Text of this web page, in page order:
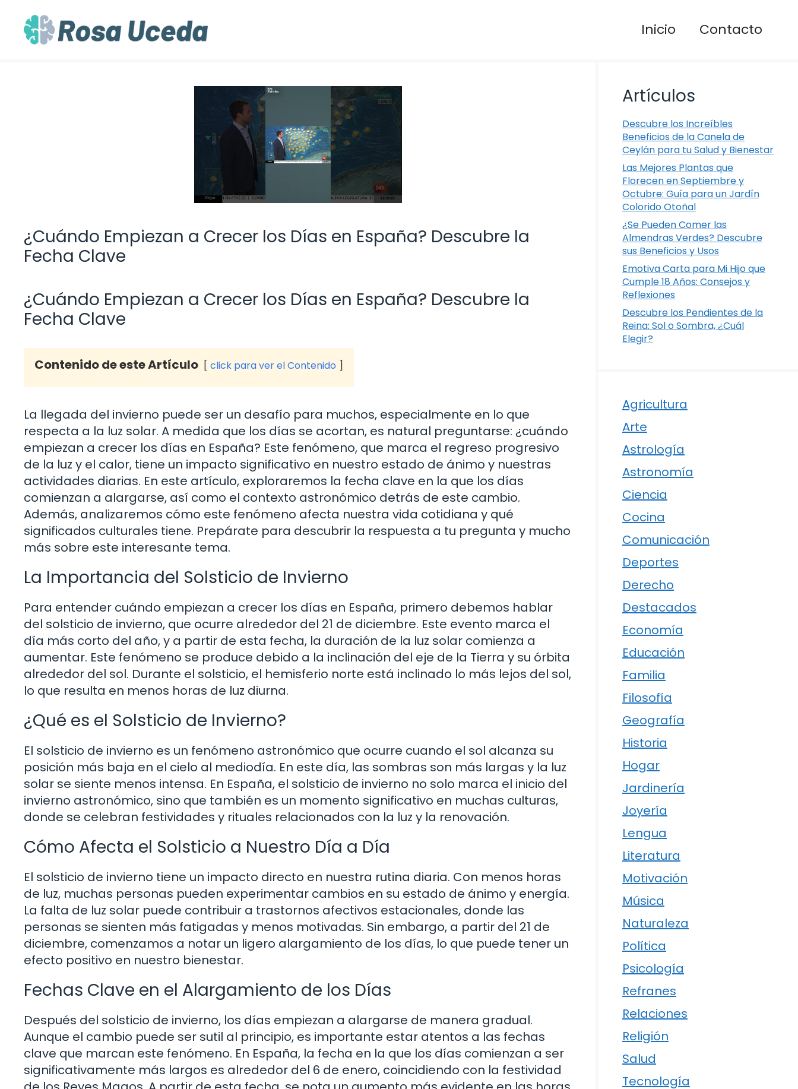
contenido
Inicio Contacto
¿Cuándo Empiezan a Crecer los Días en España? Descubre la
Fecha Clave
¿Cuándo Empiezan a Crecer los Días en España? Descubre la
Fecha Clave
Contenido de este Artículo click para ver el Contenido
La llegada del invierno puede ser un desafío para muchos, especialmente en lo que
respecta a la luz solar. A medida que los días se acortan, es natural preguntarse: ¿cuándo
empiezan a crecer los días en España? Este fenómeno, que marca el regreso progresivo
de la luz y el calor, tiene un impacto significativo en nuestro estado de ánimo y nuestras
actividades diarias. En este artículo, exploraremos la fecha clave en la que los días
comienzan a alargarse, así como el contexto astronómico detrás de este cambio.
Además, analizaremos cómo este fenómeno afecta nuestra vida cotidiana y qué
significados culturales tiene. Prepárate para descubrir la respuesta a tu pregunta y mucho
más sobre este interesante tema.
La Importancia del Solsticio de Invierno
Para entender cuándo empiezan a crecer los días en España, primero debemos hablar
del solsticio de invierno, que ocurre alrededor del 21 de diciembre. Este evento marca el
día más corto del año, y a partir de esta fecha, la duración de la luz solar comienza a
aumentar. Este fenómeno se produce debido a la inclinación del eje de la Tierra y su órbita
alrededor del sol. Durante el solsticio, el hemisferio norte está inclinado lo más lejos del sol,
lo que resulta en menos horas de luz diurna.
¿Qué es el Solsticio de Invierno?
El solsticio de invierno es un fenómeno astronómico que ocurre cuando el sol alcanza su
posición más baja en el cielo al mediodía. En este día, las sombras son más largas y la luz
solar se siente menos intensa. En España, el solsticio de invierno no solo marca el inicio del
invierno astronómico, sino que también es un momento significativo en muchas culturas,
donde se celebran festividades y rituales relacionados con la luz y la renovación.
Cómo Afecta el Solsticio a Nuestro Día a Día
El solsticio de invierno tiene un impacto directo en nuestra rutina diaria. Con menos horas
de luz, muchas personas pueden experimentar cambios en su estado de ánimo y energía.
La falta de luz solar puede contribuir a trastornos afectivos estacionales, donde las
personas se sienten más fatigadas y menos motivadas. Sin embargo, a partir del 21 de
diciembre, comenzamos a notar un ligero alargamiento de los días, lo que puede tener un
efecto positivo en nuestro bienestar.
Fechas Clave en el Alargamiento de los Días
Después del solsticio de invierno, los días empiezan a alargarse de manera gradual.
Aunque el cambio puede ser sutil al principio, es importante estar atentos a las fechas
clave que marcan este fenómeno. En España, la fecha en la que los días comienzan a ser
significativamente más largos es alrededor del 6 de enero, coincidiendo con la festividad
Artículos
Descubre los Increíbles
Beneficios de la Canela de
Ceylán para tu Salud y Bienestar
Las Mejores Plantas que
Florecen en Septiembre y
Octubre: Guía para un Jardín
Colorido Otoñal
¿Se Pueden Comer las
Almendras Verdes? Descubre
sus Beneficios y Usos
Emotiva Carta para Mi Hijo que
Cumple 18 Años: Consejos y
Reflexiones
Descubre los Pendientes de la
Reina: Sol o Sombra, ¿Cuál
Elegir?
Agricultura
Arte
Astrología
Astronomía
Ciencia
Cocina
Comunicación
Deportes
Derecho
Destacados
Economía
Educación
Familia
Filosofía
Geografía
Historia
Hogar
Jardinería
Joyería
Lengua
Literatura
Motivación
Música
Naturaleza
Política
Psicología
Refranes
Relaciones
Religión
Salud
Tecnología